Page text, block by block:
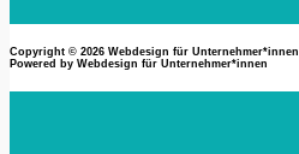
Copyright © 2026 Webdesign für Unternehmer*innen
Powered by Webdesign für Unternehmer*innen